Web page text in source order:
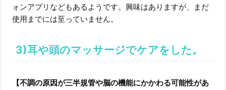
ォンアプリなどもあるようです。興味はありますが、まだ
使用までには至っていません。
3)耳や頭のマッサージでケアをした。
【不調の原因が三半規管や脳の機能にかかわる可能性があ